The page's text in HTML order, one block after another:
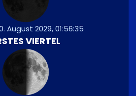
August 2029, 01:56:35
VIERTEL